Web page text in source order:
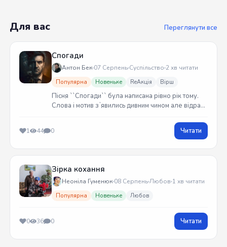
Для вас Переглянути все
Спогади
Антон Бек 07 Серпень Суспільство 2 хв читати
Популярна Новеньке ReАкція Вірш
Пісня ``Спогади`` була написана рівно рік тому.
Слова і мотив зʼявились дивним чином але відразу
1 44 0 Читати
Зірка кохання
Неоніла Гуменюк 08 СерпеньЛюбов 1 хв читати
Популярна Новеньке Любов
0 36 0 Читати